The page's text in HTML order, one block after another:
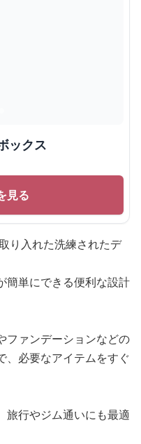
ックス
見る
り入れた洗練されたデ
簡単にできる便利な設計
ファンデーションなどの
、必要なアイテムをすぐ
旅行やジム通いにも最適